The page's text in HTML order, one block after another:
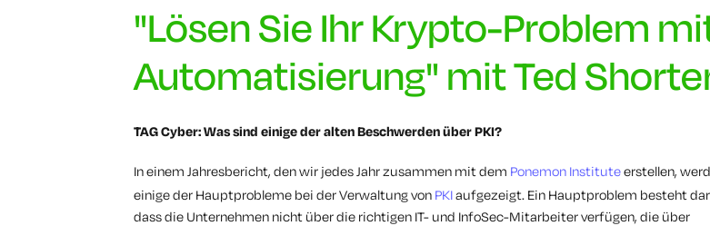
"Lösen Sie Ihr Krypto-Problem
Automatisierung" mit Ted
TAG Cyber: Was sind einige der alten Beschwerden über PKI?
In einem Jahresbericht, den wir jedes Jahr zusammen mit dem Ponemon Instituteerstellen,
einige der Hauptprobleme bei der Verwaltung von PKIaufgezeigt. Ein Hauptproblem besteht
dass die Unternehmen nicht über die richtigen IT- und InfoSec-Mitarbeiter verfügen, die über